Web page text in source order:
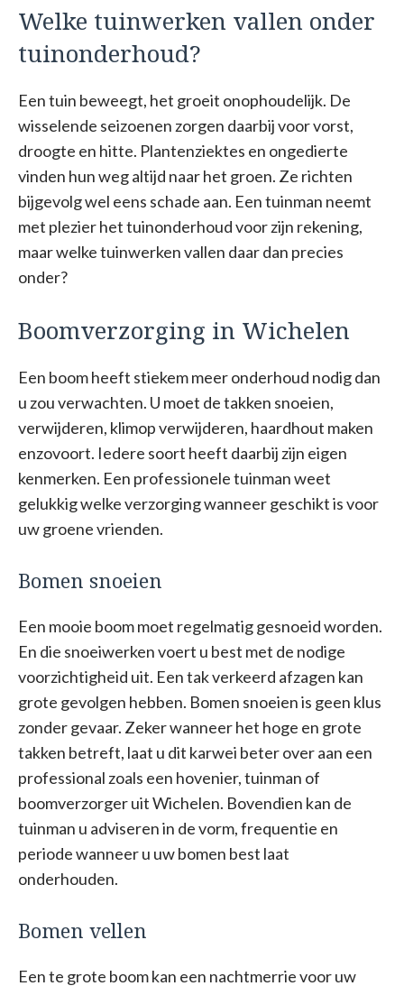
Welke tuinwerken vallen onder
tuinonderhoud?
Een tuin beweegt, het groeit onophoudelijk. De
wisselende seizoenen zorgen daarbij voor vorst,
droogte en hitte. Plantenziektes en ongedierte
vinden hun weg altijd naar het groen. Ze richten
bijgevolg wel eens schade aan. Een tuinman neemt
met plezier het tuinonderhoud voor zijn rekening,
maar welke tuinwerken vallen daar dan precies
onder?
Boomverzorging in Wichelen
Een boom heeft stiekem meer onderhoud nodig dan
u zou verwachten. U moet de takken snoeien,
verwijderen, klimop verwijderen, haardhout maken
enzovoort. Iedere soort heeft daarbij zijn eigen
kenmerken. Een professionele tuinman weet
gelukkig welke verzorging wanneer geschikt is voor
uw groene vrienden.
Bomen snoeien
Een mooie boom moet regelmatig gesnoeid worden.
En die snoeiwerken voert u best met de nodige
voorzichtigheid uit. Een tak verkeerd afzagen kan
grote gevolgen hebben. Bomen snoeien is geen klus
zonder gevaar. Zeker wanneer het hoge en grote
takken betreft, laat u dit karwei beter over aan een
professional zoals een hovenier, tuinman of
boomverzorger uit Wichelen. Bovendien kan de
tuinman u adviseren in de vorm, frequentie en
periode wanneer u uw bomen best laat
onderhouden.
Bomen vellen
Een te grote boom kan een nachtmerrie voor uw